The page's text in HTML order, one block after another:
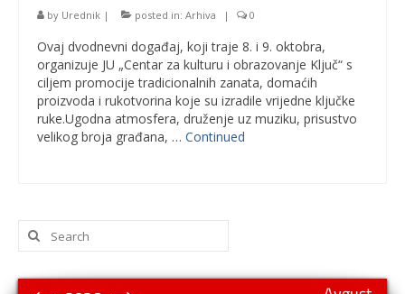
by Urednik | posted in: Arhiva | 0
Ovaj dvodnevni događaj, koji traje 8. i 9. oktobra,
organizuje JU „Centar za kulturu i obrazovanje Ključ“ s
ciljem promocije tradicionalnih zanata, domaćih
proizvoda i rukotvorina koje su izradile vrijedne ključke
ruke.Ugodna atmosfera, druženje uz muziku, prisustvo
velikog broja građana, … Continued
Search
for: